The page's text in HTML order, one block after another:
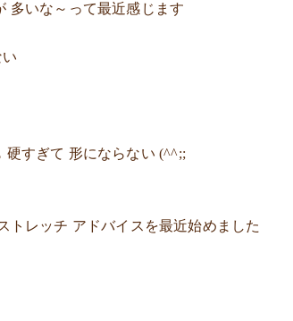
多いな～って最近感じます
硬すぎて 形にならない (^^;;
トレッチ アドバイスを最近始めました